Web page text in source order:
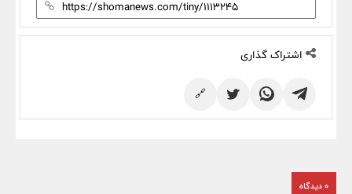
اشتراک گذاری
🔗
0 دیدگاه